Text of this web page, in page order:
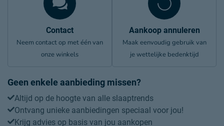
Contact
Neem contact op met één van
onze winkels
Aankoop annuleren
Maak eenvoudig gebruik van
je wettelijke bedenktijd
Geen enkele aanbieding missen?
Altijd op de hoogte van alle slaaptrends
Ontvang unieke aanbiedingen speciaal voor jou!
Krijg advies op basis van jou aankopen